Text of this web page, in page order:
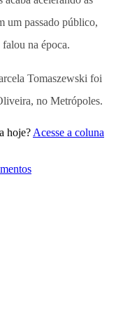
um passado público,
falou na época.
Tomaszewski foi
no Metrópoles.
hoje? Acesse a coluna